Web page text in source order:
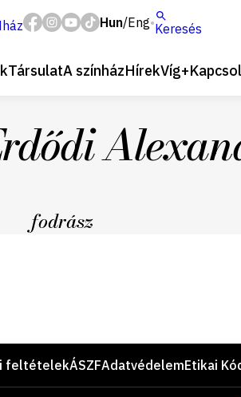
Hun/Eng Keresés
TársulatA színházHírekVíg+
fodrász
feltételekÁSZFAdatvédelemEtikai